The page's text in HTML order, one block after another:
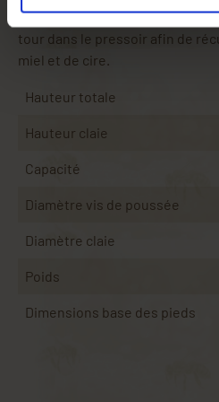
égouttés pendant plusieurs
tour dans le pressoir afin de
miel et de cire.
Hauteur totale
Hauteur claie
Capacité
Diamètre vis de poussée
Diamètre claie
Poids
Dimensions base des pieds